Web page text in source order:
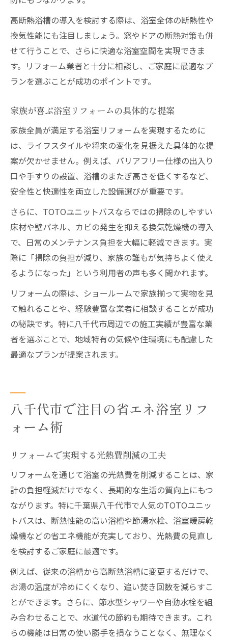
高断熱浴槽の導入を検討する際は、浴室全体の断熱性や
換気性能にも注目しましょう。窓やドアの断熱対策も併
せて行うことで、さらに快適な浴室空間を実現できま
す。リフォーム業者と十分に相談し、ご家庭に最適なプ
ランを選ぶことが成功のポイントです。
家族が喜ぶ浴室リフォームの具体的な提案
家族全員が満足する浴室リフォームを実現するために
は、ライフスタイルや将来の変化を見据えた具体的な提
案が欠かせません。例えば、バリアフリー仕様の出入り
口や手すりの設置、浴槽のまたぎ高さを低くするなど、
安全性と快適性を両立した設備選びが重要です。
さらに、TOTOユニットバスならではの掃除のしやすい
床材や壁パネル、カビの発生を抑える換気乾燥機の導入
で、日常のメンテナンス負担を大幅に軽減できます。実
際に「掃除の負担が減り、家族の誰もが気持ちよく使え
るようになった」という利用者の声も多く聞かれます。
リフォームの際は、ショールームで家族揃って実物を見
て触れることや、経験豊富な業者に相談することが成功
の秘訣です。特に八千代市周辺での施工実績が豊富な業
者を選ぶことで、地域特有の気候や住環境にも配慮した
最適なプランが提案されます。
八千代市で注目の省エネ浴室リフ
ォーム術
リフォームで実現する光熱費削減の工夫
リフォームを通じて浴室の光熱費を削減することは、家
計の負担軽減だけでなく、長期的な生活の質向上にもつ
ながります。特に千葉県八千代市で人気のTOTOユニッ
トバスは、断熱性能の高い浴槽や節湯水栓、浴室暖房乾
燥機などの省エネ機能が充実しており、光熱費の見直し
を検討するご家庭に最適です。
例えば、従来の浴槽から高断熱浴槽に変更するだけで、
お湯の温度が冷めにくくなり、追い焚き回数を減らすこ
とができます。さらに、節水型シャワーや自動水栓を組
み合わせることで、水道代の節約も期待できます。これ
らの機能は日常の使い勝手を損なうことなく、無理なく